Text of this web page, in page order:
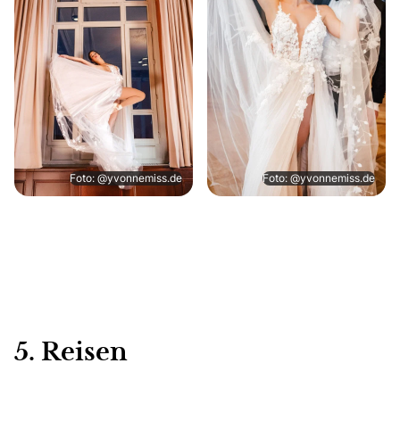
Foto: @yvonnemiss.de Foto: @yvonnemiss.de
5. Reisen